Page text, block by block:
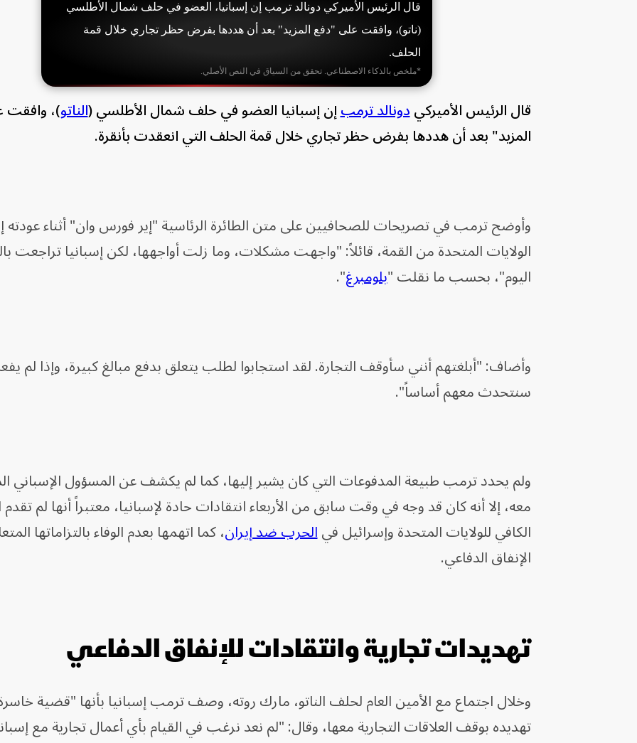
قال الرئيس الأميركي دونالد ترمب إن إسبانيا، العضو في حلف شمال الأطلسي
(ناتو)، وافقت على "دفع المزيد" بعد أن هددها بفرض حظر تجاري خلال قمة
الحلف.
*ملخص بالذكاء الاصطناعي. تحقق من السياق في النص الأصلي.
قال الرئيس الأميركيدونالد ترمبإن إسبانيا العضو في حلف شمال الأطلسي (الناتو)،
المزيد" بعد أن هددها بفرض حظر تجاري خلال قمة الحلف التي انعقدت بأنقرة.
وأوضح ترمب في تصريحات للصحافيين على متن الطائرة الرئاسية "إير فورس وان" أثناء عودته
الولايات المتحدة من القمة، قائلاً: "واجهت مشكلات، وما زلت أواجهها، لكن إسبانيا تراجعت
اليوم"، بحسب ما نقلت "بلومبرغ".
وأضاف: "أبلغتهم أنني سأوقف التجارة. لقد استجابوا لطلب يتعلق بدفع مبالغ كبيرة، وإذا لم
سنتحدث معهم أساساً".
ولم يحدد ترمب طبيعة المدفوعات التي كان يشير إليها، كما لم يكشف عن المسؤول الإسباني
معه، إلا أنه كان قد وجه في وقت سابق من الأربعاء انتقادات حادة لإسبانيا، معتبراً أنها لم
الكافي للولايات المتحدة وإسرائيل فيالحرب ضد إيران، كما اتهمها بعدم الوفاء بالتزاماتها
الإنفاق الدفاعي.
تهديدات تجارية وانتقادات للإنفاق الدفاعي
وخلال اجتماع مع الأمين العام لحلف الناتو، مارك روته، وصف ترمب إسبانيا بأنها "قضية
تهديده بوقف العلاقات التجارية معها، وقال: "لم نعد نرغب في القيام بأي أعمال تجارية مع